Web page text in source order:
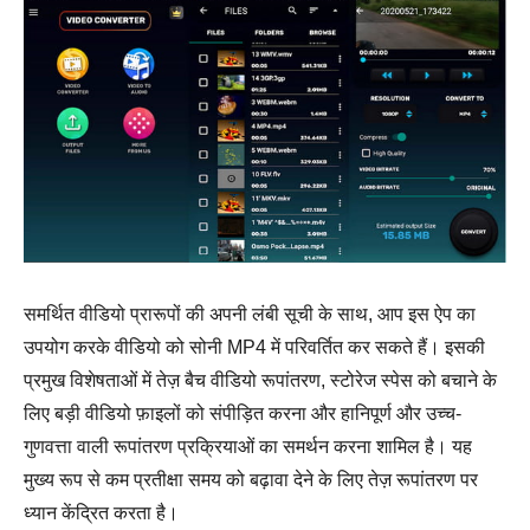
समर्थित वीडियो प्रारूपों की अपनी लंबी सूची के साथ, आप इस ऐप का
उपयोग करके वीडियो को सोनी MP4 में परिवर्तित कर सकते हैं। इसकी
प्रमुख विशेषताओं में तेज़ बैच वीडियो रूपांतरण, स्टोरेज स्पेस को बचाने के
लिए बड़ी वीडियो फ़ाइलों को संपीड़ित करना और हानिपूर्ण और उच्च-
गुणवत्ता वाली रूपांतरण प्रक्रियाओं का समर्थन करना शामिल है। यह
मुख्य रूप से कम प्रतीक्षा समय को बढ़ावा देने के लिए तेज़ रूपांतरण पर
ध्यान केंद्रित करता है।